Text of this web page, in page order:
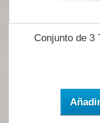
Conjunto de 3